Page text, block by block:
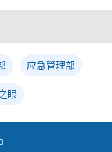
应急管理部
眼